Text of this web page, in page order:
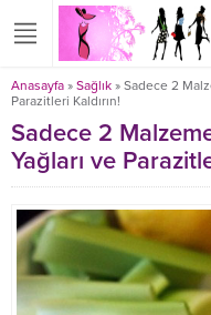
Anasayfa » Sağlık » Sadece 2
Parazitleri Kaldırın!
Sadece 2
Yağları ve